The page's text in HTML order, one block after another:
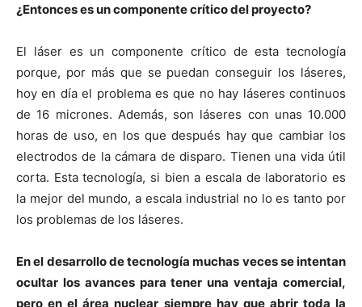
¿Entonces es un componente crítico del proyecto?
El láser es un componente crítico de esta tecnología
porque, por más que se puedan conseguir los láseres,
hoy en día el problema es que no hay láseres continuos
de 16 micrones. Además, son láseres con unas 10.000
horas de uso, en los que después hay que cambiar los
electrodos de la cámara de disparo. Tienen una vida útil
corta. Esta tecnología, si bien a escala de laboratorio es
la mejor del mundo, a escala industrial no lo es tanto por
los problemas de los láseres.
En el desarrollo de tecnología muchas veces se intentan
ocultar los avances para tener una ventaja comercial,
pero en el área nuclear siempre hay que abrir toda la